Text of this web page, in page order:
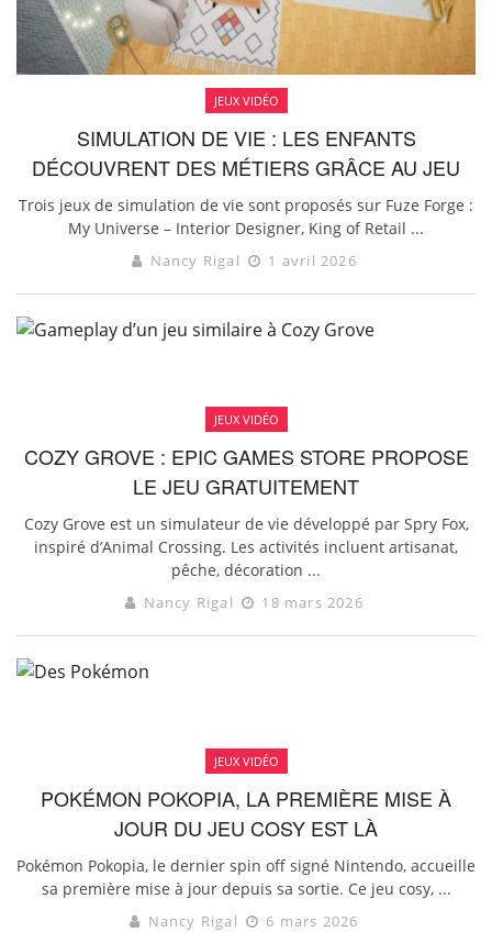
JEUX VIDÉO
SIMULATION DE VIE : LES ENFANTS
DÉCOUVRENT DES MÉTIERS GRÂCE AU JEU
Trois jeux de simulation de vie sont proposés sur Fuze Forge :
My Universe – Interior Designer, King of Retail ...
Nancy Rigal 1 avril 2026
JEUX VIDÉO
COZY GROVE : EPIC GAMES STORE PROPOSE
LE JEU GRATUITEMENT
Cozy Grove est un simulateur de vie développé par Spry Fox,
inspiré d’Animal Crossing. Les activités incluent artisanat,
pêche, décoration ...
Nancy Rigal 18 mars 2026
JEUX VIDÉO
POKÉMON POKOPIA, LA PREMIÈRE MISE À
JOUR DU JEU COSY EST LÀ
Pokémon Pokopia, le dernier spin off signé Nintendo, accueille
sa première mise à jour depuis sa sortie. Ce jeu cosy, ...
Nancy Rigal 6 mars 2026